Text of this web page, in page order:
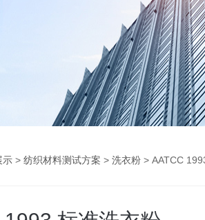
示 > 纺织材料测试方案 > 洗衣粉 > AATCC